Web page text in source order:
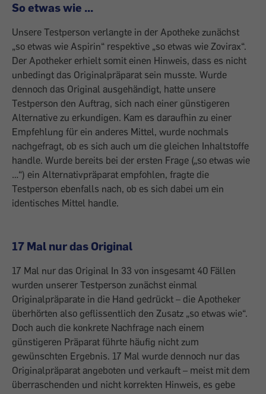
So etwas wie ...
Unsere Testperson verlangte in der Apotheke zunächst
„so etwas wie Aspirin“ respektive „so etwas wie Zovirax“.
Der Apotheker erhielt somit einen Hinweis, dass es nicht
unbedingt das Originalpräparat sein musste. Wurde
dennoch das Original ausgehändigt, hatte unsere
Testperson den Auftrag, sich nach einer günstigeren
Alternative zu erkundigen. Kam es daraufhin zu einer
Empfehlung für ein anderes Mittel, wurde nochmals
nachgefragt, ob es sich auch um die gleichen Inhaltstoffe
handle. Wurde bereits bei der ersten Frage („so etwas wie
…“) ein Alternativpräparat empfohlen, fragte die
Testperson ebenfalls nach, ob es sich dabei um ein
identisches Mittel handle.
17 Mal nur das Original
17 Mal nur das Original In 33 von insgesamt 40 Fällen
wurden unserer Testperson zunächst einmal
Originalpräparate in die Hand gedrückt – die Apotheker
überhörten also geflissentlich den Zusatz „so etwas wie“.
Doch auch die konkrete Nachfrage nach einem
günstigeren Präparat führte häufig nicht zum
gewünschten Ergebnis. 17 Mal wurde dennoch nur das
Originalpräparat angeboten und verkauft – meist mit dem
überraschenden und nicht korrekten Hinweis, es gebe